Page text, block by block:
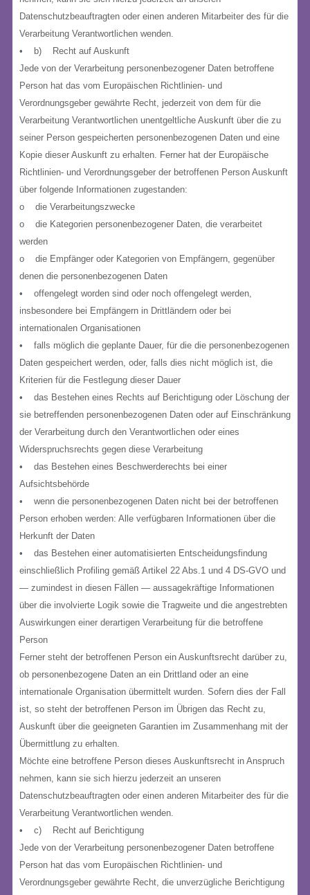
Datenschutzbeauftragten oder einen anderen Mitarbeiter des für die
Verarbeitung Verantwortlichen wenden.
• b) Recht auf Auskunft
Jede von der Verarbeitung personenbezogener Daten betroffene
Person hat das vom Europäischen Richtlinien- und
Verordnungsgeber gewährte Recht, jederzeit von dem für die
Verarbeitung Verantwortlichen unentgeltliche Auskunft über die zu
seiner Person gespeicherten personenbezogenen Daten und eine
Kopie dieser Auskunft zu erhalten. Ferner hat der Europäische
Richtlinien- und Verordnungsgeber der betroffenen Person Auskunft
über folgende Informationen zugestanden:
o die Verarbeitungszwecke
o die Kategorien personenbezogener Daten, die verarbeitet
werden
o die Empfänger oder Kategorien von Empfängern, gegenüber
denen die personenbezogenen Daten
• offengelegt worden sind oder noch offengelegt werden,
insbesondere bei Empfängern in Drittländern oder bei
internationalen Organisationen
• falls möglich die geplante Dauer, für die die personenbezogenen
Daten gespeichert werden, oder, falls dies nicht möglich ist, die
Kriterien für die Festlegung dieser Dauer
• das Bestehen eines Rechts auf Berichtigung oder Löschung der
sie betreffenden personenbezogenen Daten oder auf Einschränkung
der Verarbeitung durch den Verantwortlichen oder eines
Widerspruchsrechts gegen diese Verarbeitung
• das Bestehen eines Beschwerderechts bei einer
Aufsichtsbehörde
• wenn die personenbezogenen Daten nicht bei der betroffenen
Person erhoben werden: Alle verfügbaren Informationen über die
Herkunft der Daten
• das Bestehen einer automatisierten Entscheidungsfindung
einschließlich Profiling gemäß Artikel 22 Abs.1 und 4 DS-GVO und
— zumindest in diesen Fällen — aussagekräftige Informationen
über die involvierte Logik sowie die Tragweite und die angestrebten
Auswirkungen einer derartigen Verarbeitung für die betroffene
Person
Ferner steht der betroffenen Person ein Auskunftsrecht darüber zu,
ob personenbezogene Daten an ein Drittland oder an eine
internationale Organisation übermittelt wurden. Sofern dies der Fall
ist, so steht der betroffenen Person im Übrigen das Recht zu,
Auskunft über die geeigneten Garantien im Zusammenhang mit der
Übermittlung zu erhalten.
Möchte eine betroffene Person dieses Auskunftsrecht in Anspruch
nehmen, kann sie sich hierzu jederzeit an unseren
Datenschutzbeauftragten oder einen anderen Mitarbeiter des für die
Verarbeitung Verantwortlichen wenden.
• c) Recht auf Berichtigung
Jede von der Verarbeitung personenbezogener Daten betroffene
Person hat das vom Europäischen Richtlinien- und
Verordnungsgeber gewährte Recht, die unverzügliche Berichtigung